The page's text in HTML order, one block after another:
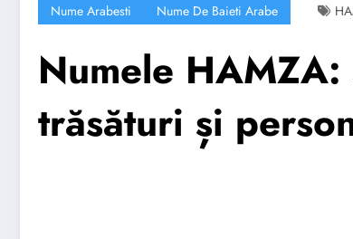
Nume Arabesti Nume De Baieti Arabe
Numele
trăsături și